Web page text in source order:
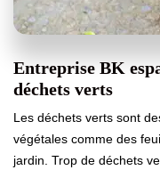
Entreprise BK
déchets verts
Les déchets verts sont
végétales comme des
jardin. Trop de déchets